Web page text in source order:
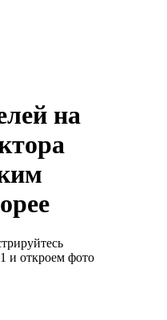
на
и откроем фото